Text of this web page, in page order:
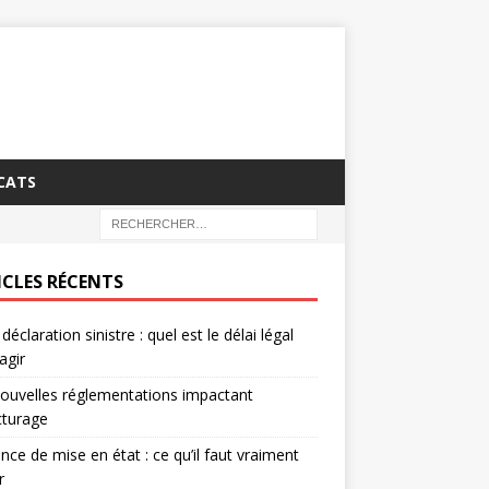
RÉCENTS
sinistre : quel est le délai légal
réglementations impactant
de mise en état : ce qu’il faut vraiment